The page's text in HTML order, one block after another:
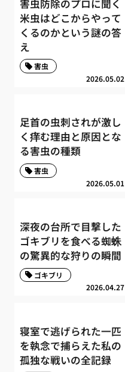
害虫防除のプロに聞く
米虫はどこからやって
くるのかという謎の答
え
2026.05.02
害虫
足首の虫刺されが激し
く痒む理由と原因とな
る害虫の種類
2026.05.01
害虫
深夜の台所で目撃した
ゴキブリを食べる蜘蛛
の驚異的な狩りの瞬間
2026.04.27
ゴキブリ
寝室で逃げられた一匹
を執念で捕らえた私の
孤独な戦いの全記録